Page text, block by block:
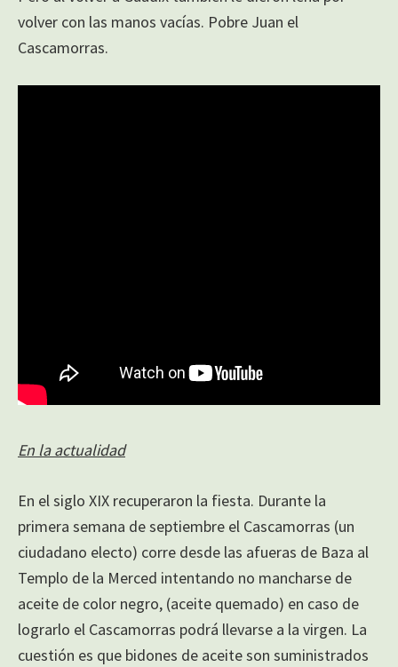
volver con las manos vacías. Pobre Juan el
Cascamorras.
En la actualidad
En el siglo XIX recuperaron la fiesta. Durante la
primera semana de septiembre el Cascamorras (un
ciudadano electo) corre desde las afueras de Baza al
Templo de la Merced intentando no mancharse de
aceite de color negro, (aceite quemado) en caso de
lograrlo el Cascamorras podrá llevarse a la virgen. La
cuestión es que bidones de aceite son suministrados